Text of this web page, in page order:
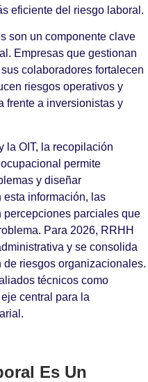
eficiente del riesgo laboral.
son un componente clave
Empresas que gestionan
colaboradores fortalecen
riesgos operativos y
frente a inversionistas y
la OIT, la recopilación
permite
y diseñar
esta información, las
parciales que
Para 2026, RRHH
y se consolida
riesgos organizacionales.
técnicos como
central para la
Es Un